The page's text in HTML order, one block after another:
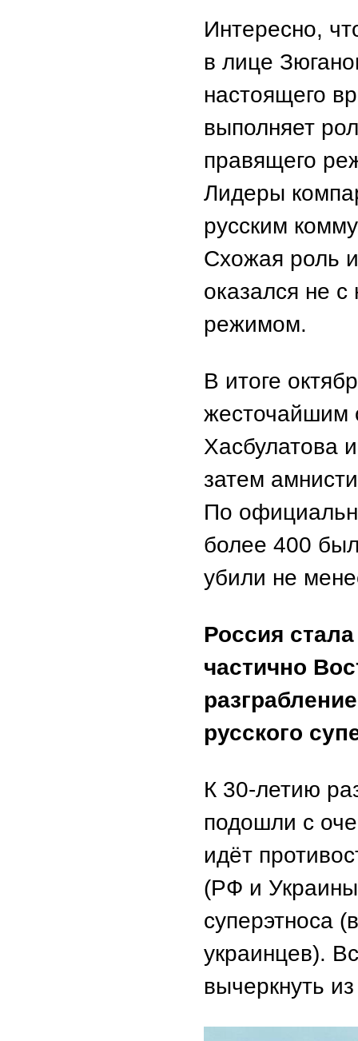
Интересно,
в лице
настоящего
выполняет
правящего
Лидеры
русским
Схожая роль
оказался не
режимом.
В итоге
жесточайшим
Хасбулатова
затем
По
более 400
убили не
Россия
частично
русского
К 30-летию
подошли с
идёт
(РФ и
суперэтноса
украинцев).
вычеркнуть